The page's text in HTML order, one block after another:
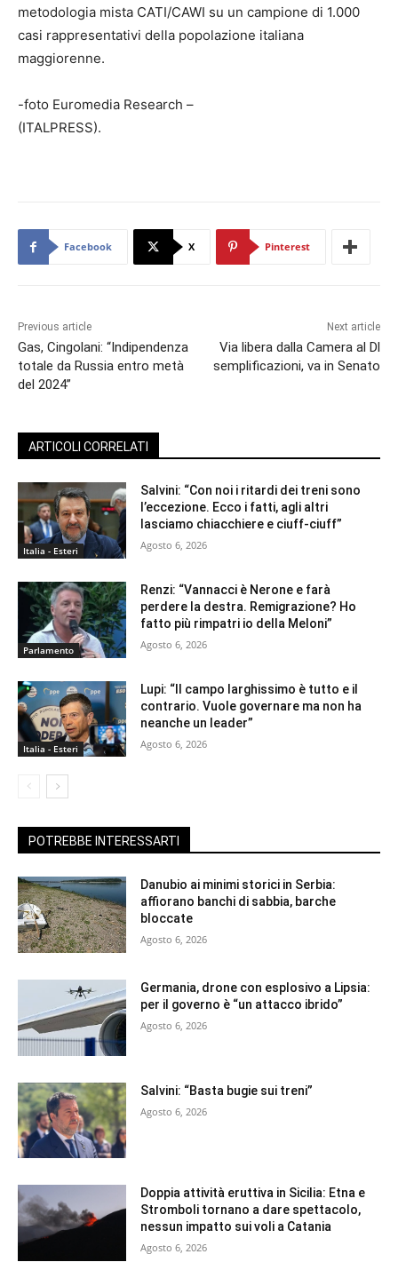
metodologia mista CATI/CAWI su un campione di 1.000
casi rappresentativi della popolazione italiana
maggiorenne.
-foto Euromedia Research –
(ITALPRESS).
Facebook X Pinterest
Previous article
Gas, Cingolani: “Indipendenza
totale da Russia entro metà
del 2024”
Next article
Via libera dalla Camera al Dl
semplificazioni, va in Senato
ARTICOLI CORRELATI
Italia - Esteri
Salvini: “Con noi i ritardi dei treni sono
l’eccezione. Ecco i fatti, agli altri
lasciamo chiacchiere e ciuff-ciuff”
Agosto 6, 2026
Parlamento
Renzi: “Vannacci è Nerone e farà
perdere la destra. Remigrazione? Ho
fatto più rimpatri io della Meloni”
Agosto 6, 2026
Italia - Esteri
Lupi: “Il campo larghissimo è tutto e il
contrario. Vuole governare ma non ha
neanche un leader”
Agosto 6, 2026
POTREBBE INTERESSARTI
Danubio ai minimi storici in Serbia:
affiorano banchi di sabbia, barche
bloccate
Agosto 6, 2026
Germania, drone con esplosivo a Lipsia:
per il governo è “un attacco ibrido”
Agosto 6, 2026
Salvini: “Basta bugie sui treni”
Agosto 6, 2026
Doppia attività eruttiva in Sicilia: Etna e
Stromboli tornano a dare spettacolo,
nessun impatto sui voli a Catania
Agosto 6, 2026